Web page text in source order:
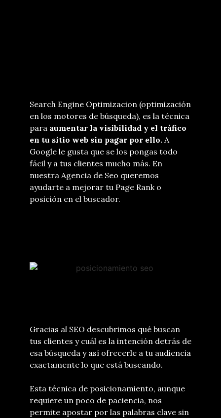
Search Engine Optimizacion (optimización
en los motores de búsqueda), es la técnica
para aumentar la visibilidad y el tráfico
en tu sitio web sin pagar por ello. A
Google le gusta que se los pongas todo
fácil y a tus clientes mucho más. En
nuestra Agencia de Seo queremos
ayudarte a mejorar tu Page Rank o
posición en el buscador.
Gracias al SEO descubrimos qué buscan
tus clientes y cuál es la intención detrás de
esa búsqueda y así ofrecerle a tu audiencia
exactamente lo que está buscando.
Esta técnica de posicionamiento, aunque
requiere un poco de paciencia, nos
permite apostar por las palabras clave sin